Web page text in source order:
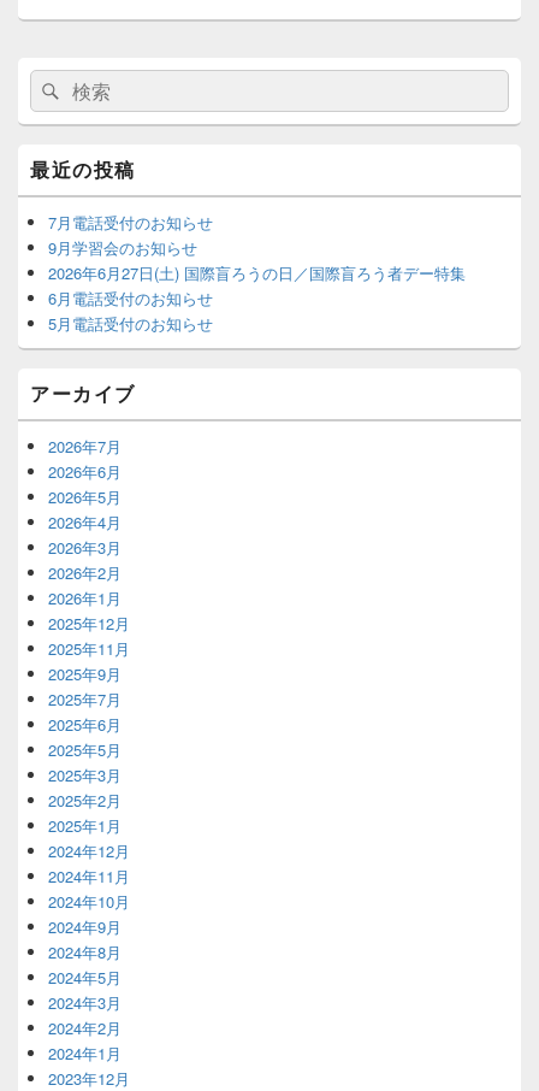
稿:
メ
ン
サ
ド
バ
ー
ウ
ジ
ェ
ッ
ト
リ
ア
検
索:
検
索
最近の投稿
7月電話受付のお知らせ
9月学習会のお知らせ
2026年6月27日(土) 国際盲ろうの日／国際盲ろう者デー特集
6月電話受付のお知らせ
5月電話受付のお知らせ
アーカイブ
2026年7月
2026年6月
2026年5月
2026年4月
2026年3月
2026年2月
2026年1月
2025年12月
2025年11月
2025年9月
2025年7月
2025年6月
2025年5月
2025年3月
2025年2月
2025年1月
2024年12月
2024年11月
2024年10月
2024年9月
2024年8月
2024年5月
2024年3月
2024年2月
2024年1月
2023年12月